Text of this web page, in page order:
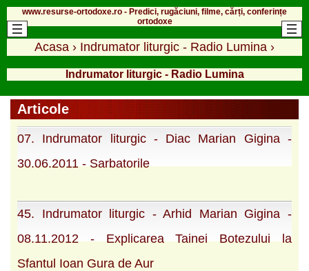
www.resurse-ortodoxe.ro - Predici, rugăciuni, filme, cărți, conferințe
ortodoxe
Acasa › Indrumator liturgic - Radio Lumina ›
Indrumator liturgic - Radio Lumina
Articole
07. Indrumator liturgic - Diac Marian Gigina -
30.06.2011 - Sarbatorile
45. Indrumator liturgic - Arhid Marian Gigina -
08.11.2012 - Explicarea Tainei Botezului la
Sfantul Ioan Gura de Aur